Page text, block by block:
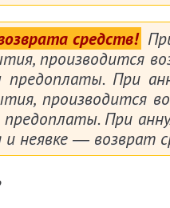
средств!
производится
При
производится
При
неявке ― возврат